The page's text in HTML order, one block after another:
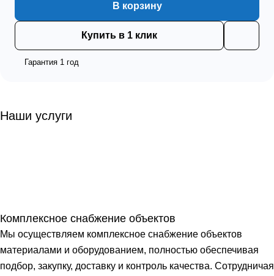
В корзину
Купить в 1 клик
Гарантия 1 год
Наши услуги
Комплексное снабжение объектов
Мы осуществляем комплексное снабжение объектов
материалами и оборудованием, полностью обеспечивая
подбор, закупку, доставку и контроль качества. Сотрудничая